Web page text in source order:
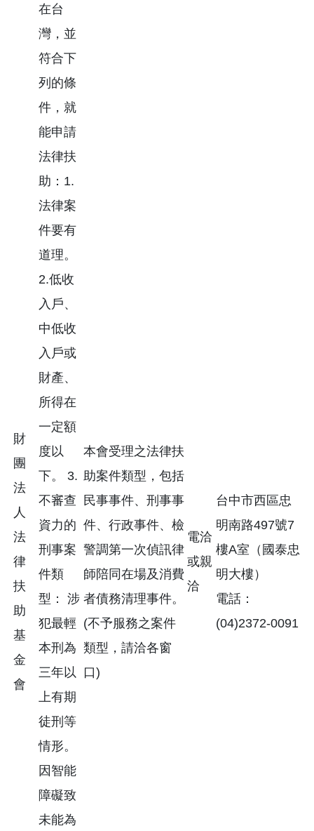
財
團
法
人
法
律
扶
助
基
金
會
在台
灣，並
符合下
列的條
件，就
能申請
法律扶
助：1.
法律案
件要有
道理。
2.低收
入戶、
中低收
入戶或
財產、
所得在
一定額
度以
下。 3.
不審查
資力的
刑事案
件類
型： 涉
犯最輕
本刑為
三年以
上有期
徒刑等
情形。
因智能
障礙致
未能為
本會受理之法律扶
助案件類型，包括
民事事件、刑事事
件、行政事件、檢
警調第一次偵訊律
師陪同在場及消費
者債務清理事件。
(不予服務之案件
類型，請洽各窗
口)
電洽
或親
洽
台中市西區忠
明南路497號7
樓A室（國泰忠
明大樓）
電話：
(04)2372-0091